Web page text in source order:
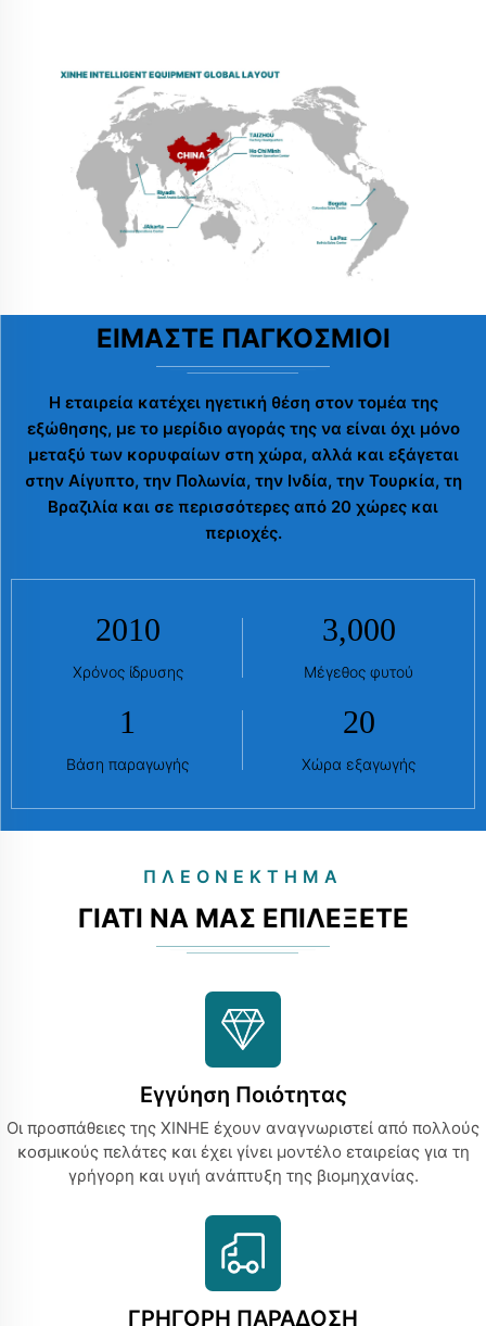
ΕΊΜΑΣΤΕ ΠΑΓΚΌΣΜΙΟΙ
Η εταιρεία κατέχει ηγετική θέση στον τομέα της
εξώθησης, με το μερίδιο αγοράς της να είναι όχι μόνο
μεταξύ των κορυφαίων στη χώρα, αλλά και εξάγεται
στην Αίγυπτο, την Πολωνία, την Ινδία, την Τουρκία, τη
Βραζιλία και σε περισσότερες από 20 χώρες και
περιοχές.
2010
Χρόνος ίδρυσης
3,000
Μέγεθος φυτού
1
Βάση παραγωγής
20
Χώρα εξαγωγής
ΠΛΕΟΝΈΚΤΗΜΑ
ΓΙΑΤΊ ΝΑ ΜΑΣ ΕΠΙΛΈΞΕΤΕ
Εγγύηση Ποιότητας
Οι προσπάθειες της XINHE έχουν αναγνωριστεί από πολλούς
κοσμικούς πελάτες και έχει γίνει μοντέλο εταιρείας για τη
γρήγορη και υγιή ανάπτυξη της βιομηχανίας.
ΓΡΗΓΟΡΗ ΠΑΡΑΔΟΣΗ